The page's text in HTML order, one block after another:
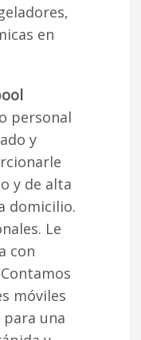
en
personal
y
y de alta
domicilio.
Le
con
móviles
una